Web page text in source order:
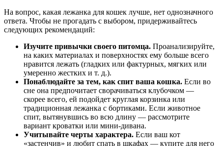
На вопрос, какая лежанка для кошек лучше, нет однозначного
ответа. Чтобы не прогадать с выбором, придерживайтесь
следующих рекомендаций:
Изучите привычки своего питомца. Проанализируйте,
на каких материалах и поверхностях ему больше всего
нравится лежать (гладких или фактурных, мягких или
умеренно жестких и т. д.).
Понаблюдайте за тем, как спит ваша кошка. Если во
сне она предпочитает сворачиваться клубочком —
скорее всего, ей подойдет круглая корзинка или
традиционная лежанка с бортиками. Если животное
спит, вытянувшись во всю длину — рассмотрите
вариант кроватки или мини-дивана.
Учитывайте черты характера. Если ваш кот
«застенчив» и любит спать в шкафах — купите для него